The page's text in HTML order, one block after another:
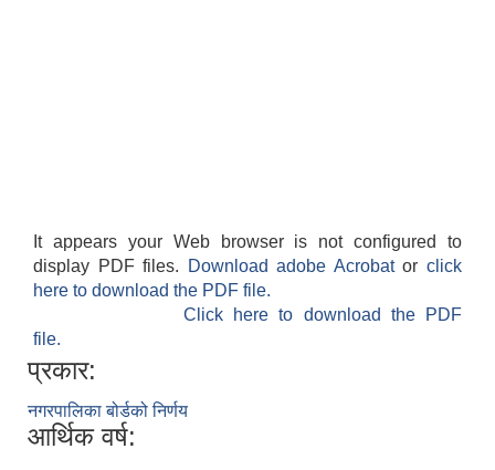
It appears your Web browser is not configured to
display PDF files.
Download adobe Acrobatorclick
here to download the PDF file.
Click here to download the PDF
file.
प्रकार:
नगरपालिका बोर्डको निर्णय
आर्थिक वर्ष: